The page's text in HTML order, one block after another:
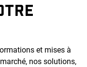
et mises à
nos solutions,